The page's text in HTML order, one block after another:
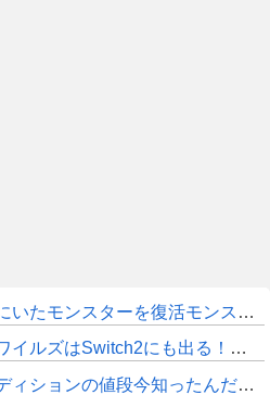
ターを復活モンスターと呼ぶのはやめよう
る！」👈こいつにかけたい言葉ｗｗｗｗｗｗｗｗｗ
段今知ったんだけどやっっっっっっすwwwww